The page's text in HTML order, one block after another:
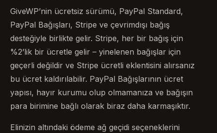
GiveWP’nin ücretsiz sürümü, PayPal Standard,
PayPal Bağışları, Stripe ve çevrimdışı bağış
desteğiyle birlikte gelir. Stripe, her bir bağış için
%2’lik bir ücretle gelir – yinelenen bağışlar için
geçerli değildir ve Stripe ücretli eklentisini alırsanız
bu ücret kaldırılabilir. PayPal Bağışlarının ücret
yapısı, hayır kurumu olup olmamanıza ve bağışın
para birimine bağlı olarak biraz daha karmaşıktır.
Elinizin altındaki ödeme ağ geçidi seçeneklerini